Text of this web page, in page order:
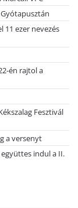
11 ezer nevezés
én rajtol a
Fesztivál
a versenyt
együttes indul a II.